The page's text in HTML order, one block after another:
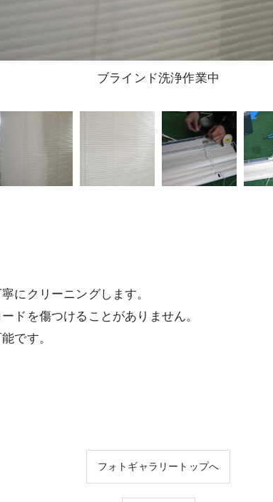
ブラインド洗浄作業中
にクリーニングします。
ドを傷つけることがありません。
です。
フォトギャラリートップへ